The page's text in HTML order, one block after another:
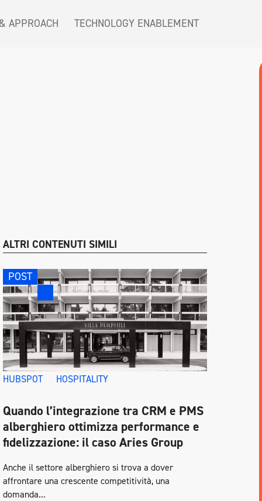
APPROACH TECHNOLOGY ENABLEMENT
ALTRI CONTENUTI SIMILI
POST
HUBSPOT HOSPITALITY
Quando l’integrazione tra CRM e PMS
alberghiero ottimizza performance e
fidelizzazione: il caso Aries Group
Anche il settore alberghiero si trova a dover
affrontare una crescente competitività, una
domanda...